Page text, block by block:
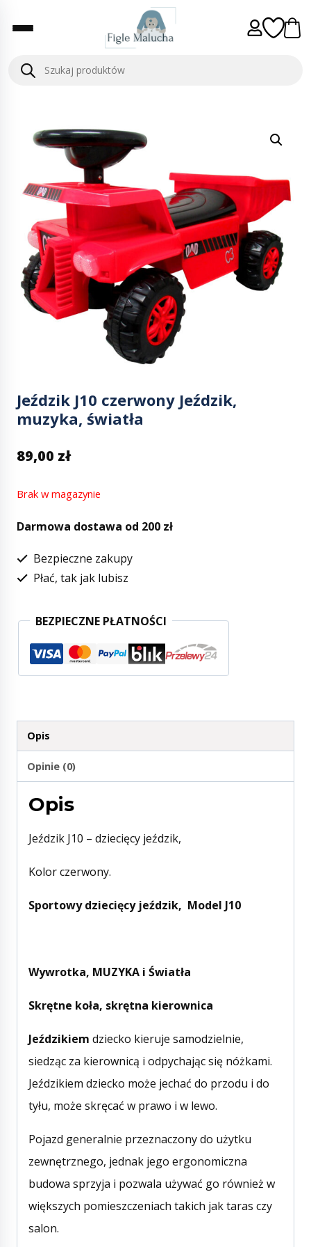
Jeździk J10 czerwony Jeździk,
muzyka, światła
89,00 zł
Brak w magazynie
Darmowa dostawa od 200 zł
Bezpieczne zakupy
Płać, tak jak lubisz
BEZPIECZNE PŁATNOŚCI
Opis
Opinie (0)
Opis
Jeździk J10 – dziecięcy jeździk,
Kolor czerwony.
Sportowy dziecięcy jeździk, Model J10
Wywrotka, MUZYKA i Światła
Skrętne koła, skrętna kierownica
Jeździkiem dziecko kieruje samodzielnie,
siedząc za kierownicą i odpychając się nóżkami.
Jeździkiem dziecko może jechać do przodu i do
tyłu, może skręcać w prawo i w lewo.
Pojazd generalnie przeznaczony do użytku
zewnętrznego, jednak jego ergonomiczna
budowa sprzyja i pozwala używać go również w
większych pomieszczeniach takich jak taras czy
salon.